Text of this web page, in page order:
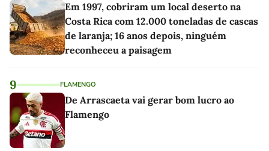
Em 1997, cobriram um local deserto na
Costa Rica com 12.000 toneladas de cascas
de laranja; 16 anos depois, ninguém
reconheceu a paisagem
9 FLAMENGO
De Arrascaeta vai gerar bom lucro ao
Flamengo